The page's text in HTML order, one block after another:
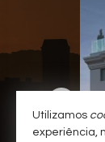
Utilizamos
experiência,